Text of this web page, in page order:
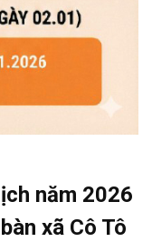
năm 2026
xã Cô Tô